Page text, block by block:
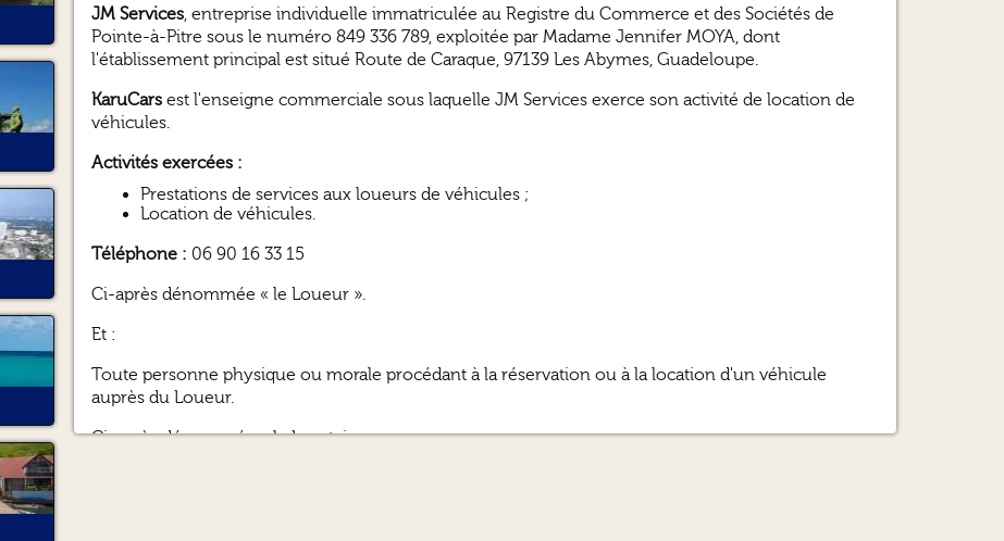
JM Services, entreprise individuelle immatriculée au Registre du Commerce et des Sociétés de
Pointe-à-Pitre sous le numéro 849 336 789, exploitée par Madame Jennifer MOYA, dont
l'établissement principal est situé Route de Caraque, 97139 Les Abymes, Guadeloupe.
KaruCars est l'enseigne commerciale sous laquelle JM Services exerce son activité de location de
véhicules.
Activités exercées :
Prestations de services aux loueurs de véhicules ;
Location de véhicules.
Téléphone : 06 90 16 33 15
Ci-après dénommée « le Loueur ».
Et :
Toute personne physique ou morale procédant à la réservation ou à la location d'un véhicule
auprès du Loueur.
Ci-après dénommée « le Locataire ».